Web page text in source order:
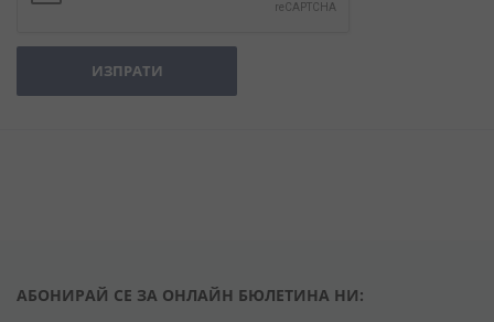
ИЗПРАТИ
АБОНИРАЙ СЕ ЗА ОНЛАЙН БЮЛЕТИНА НИ: